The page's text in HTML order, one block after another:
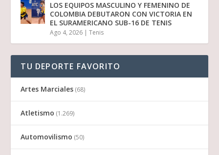
LOS EQUIPOS MASCULINO Y FEMENINO DE
COLOMBIA DEBUTARON CON VICTORIA EN
EL SURAMERICANO SUB-16 DE TENIS
Ago 4, 2026 |Tenis
TU DEPORTE FAVORITO
Artes Marciales (68)
Atletismo (1.269)
Automovilismo (50)